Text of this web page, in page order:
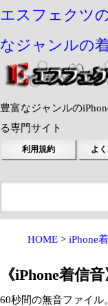
エスフェクツ
なジャンルの
豊富なジャンルの
る専門サイト
利用規約 よ
HOME iPhone
《iPhone着信
60秒間の無音ファイル。